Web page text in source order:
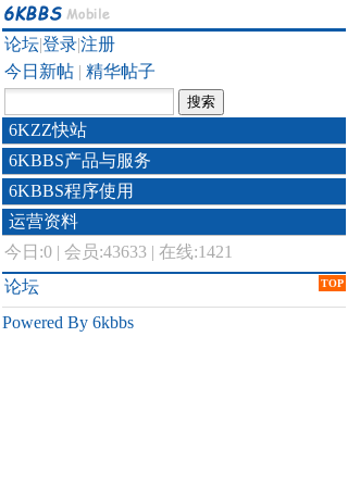
论坛|登录|注册
今日新帖 | 精华帖子
6KZZ快站
6KBBS产品与服务
6KBBS程序使用
运营资料
今日:0 | 会员:43633 | 在线:1421
TOP
论坛
Powered By 6kbbs